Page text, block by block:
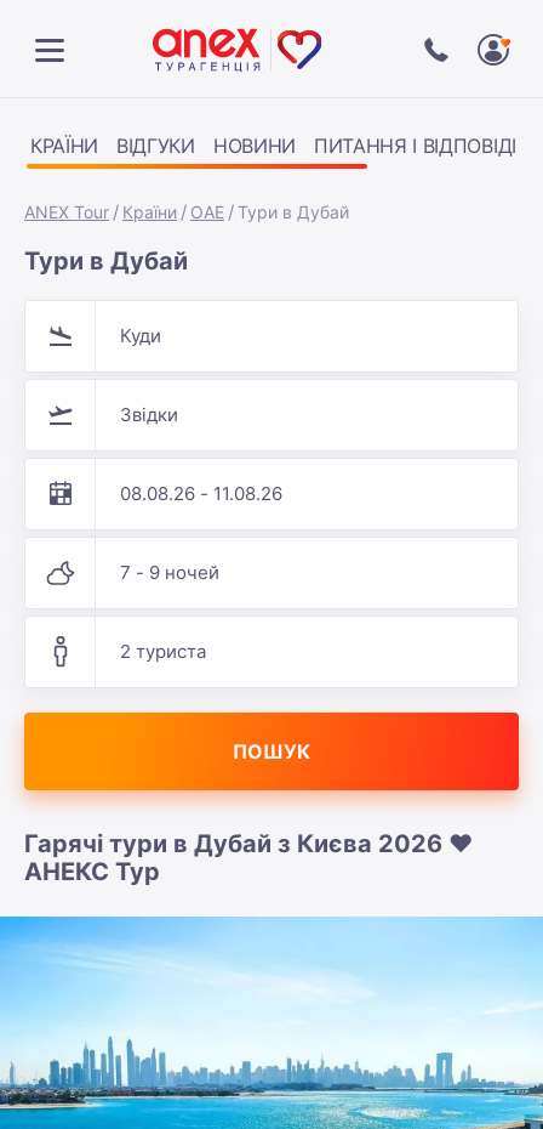
КРАЇНИ ВІДГУКИ НОВИНИ ПИТАННЯ І ВІДПОВІДІ
ANEX Tour Країни ОАЕ Тури в Дубай
Тури в Дубай
Куди
Звідки
08.08.26 - 11.08.26
7 - 9 ночей
2 туриста
ПОШУК
Гарячі тури в Дубай з Києва 2026 ❤️
АНЕКС Тур